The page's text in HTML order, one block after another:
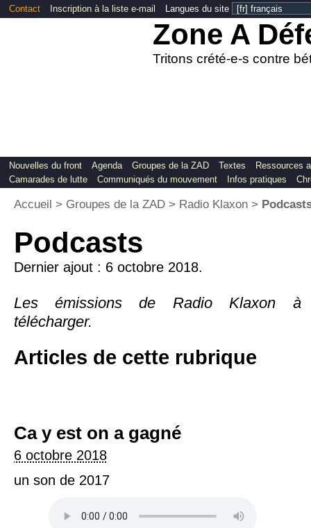
Contact Inscription à la liste e-mail Langues du site
Zone A
Tritons crété-e-s contre
Nouvelles du front Agenda Groupes de la ZAD Textes
Ressources
Camarades de lutte
Communiqués du mouvement Infos pratiques
Accueil > Groupes de la ZAD> Radio Klaxon>
Podcasts
Dernier ajout : 6 octobre 2018.
Les émissions de Radio Klaxon à
télécharger.
Articles de cette rubrique
Ca y est on a gagné
6 octobre 2018
un son de 2017